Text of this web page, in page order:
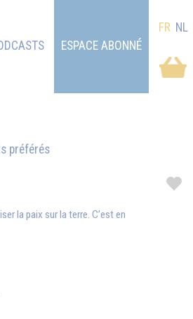
ESPACE ABONNÉ
FR NL
préférés
la paix sur la terre. C’est en